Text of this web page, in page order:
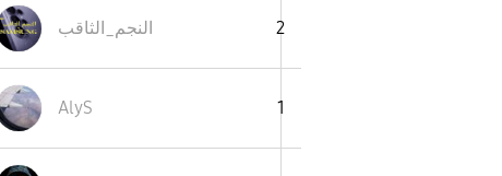
النجم_الثاقب 2
AlyS 1